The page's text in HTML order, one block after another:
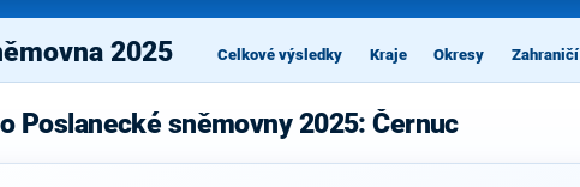
2025 Celkové výsledky Kraje Okresy Zahraničí
Poslanecké sněmovny 2025: Černuc